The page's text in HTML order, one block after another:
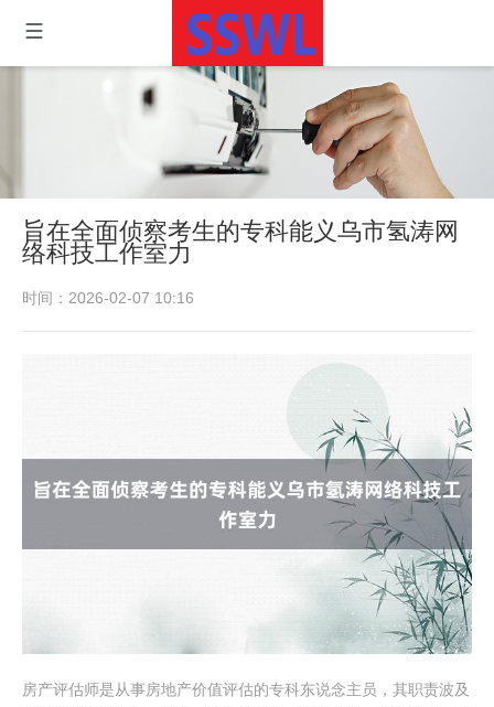
旨在全面侦察考生的专科能义乌市氢涛网
络科技工作室力
时间：2026-02-07 10:16
房产评估师是从事房地产价值评估的专科东说念主员，其职责波及